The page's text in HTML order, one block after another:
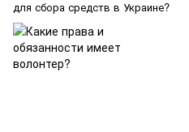
для сбора средств в Украине?